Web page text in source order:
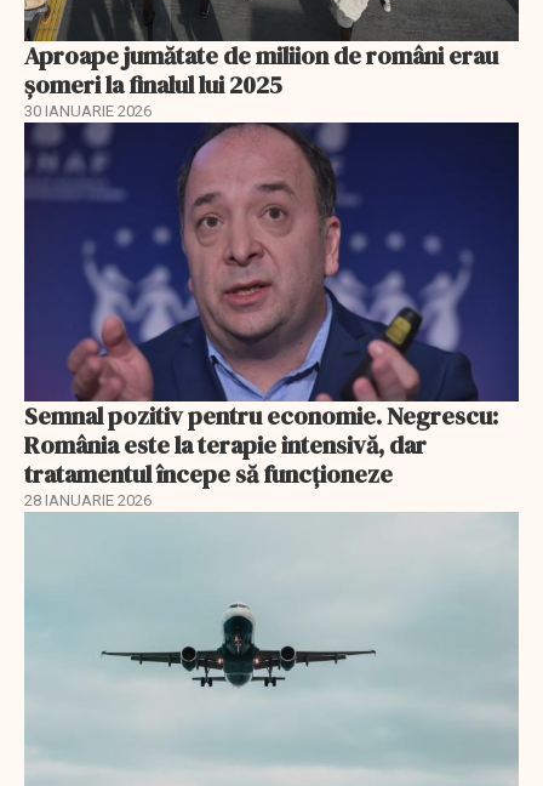
Aproape jumătate de miliion de români erau
șomeri la finalul lui 2025
30 IANUARIE 2026
Semnal pozitiv pentru economie. Negrescu:
România este la terapie intensivă, dar
tratamentul începe să funcționeze
28 IANUARIE 2026